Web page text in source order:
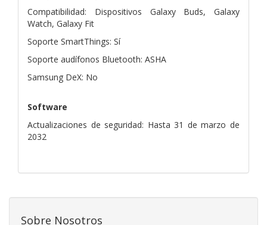
Compatibilidad: Dispositivos Galaxy Buds, Galaxy
Watch, Galaxy Fit
Soporte SmartThings: Sí
Soporte audífonos Bluetooth: ASHA
Samsung DeX: No
Software
Actualizaciones de seguridad: Hasta 31 de marzo de
2032
Sobre Nosotros